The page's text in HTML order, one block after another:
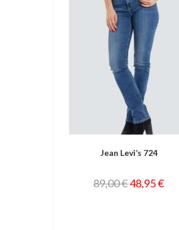
Jean Levi’s 724
89,00€48,95€